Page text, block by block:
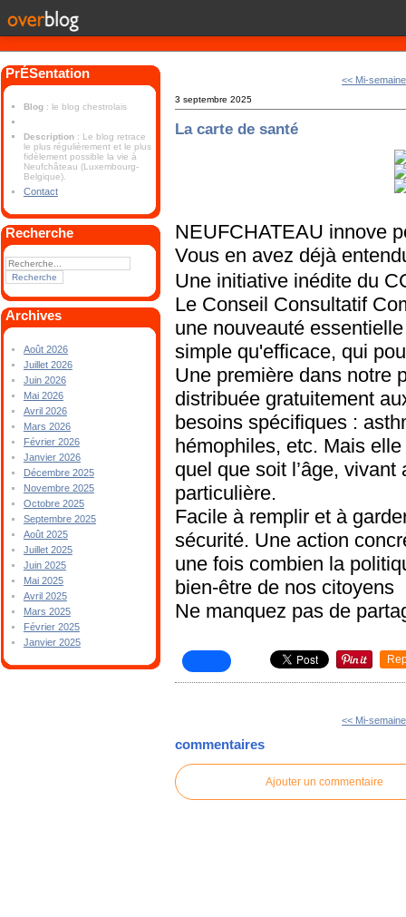
PrÉSentation
Blog : le blog chestrolais
Description : Le blog retrace
le plus régulièrement et le plus
fidèlement possible la vie à
Neufchâteau (Luxembourg-
Belgique).
Contact
Recherche
Archives
Août 2026
Juillet 2026
Juin 2026
Mai 2026
Avril 2026
Mars 2026
Février 2026
Janvier 2026
Décembre 2025
Novembre 2025
Octobre 2025
Septembre 2025
Août 2025
Juillet 2025
Juin 2025
Mai 2025
Avril 2025
Mars 2025
Février 2025
Janvier 2025
<< Mi-semaine
3 septembre 2025
La carte de santé
NEUFCHATEAU innove
Vous en avez déjà
Une initiative inédite du
Le Conseil Consultatif
une nouveauté
simple qu'efficace, qui
Une première dans notre
distribuée gratuitement
besoins spécifiques :
hémophiles, etc. Mais
quel que soit l’âge,
particulière.
Facile à remplir et à
sécurité. Une action
une fois combien la
bien-être de nos citoyens
Ne manquez pas de
<< Mi-semaine
commentaires
Ajouter un commentaire